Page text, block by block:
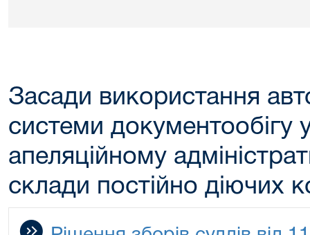
Засади використання
системи документообігу
апеляційному
склади постійно діючих